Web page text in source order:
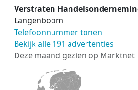
Verstraten
Langenboom
Telefoonnummer tonen
Bekijk alle 191 advertenties
Deze maand gezien op Marktnet